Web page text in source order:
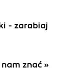
- zarabiaj
znać »